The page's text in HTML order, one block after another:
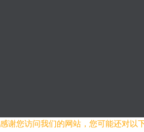
感谢您访问我们的网站，您可能还对以